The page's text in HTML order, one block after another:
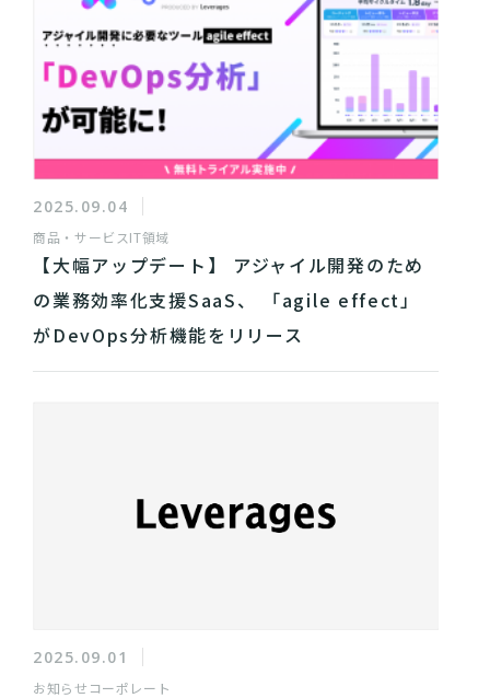
2025.09.04
商品・サービスIT領域
【大幅アップデート】 アジャイル開発のため
の業務効率化支援SaaS、 「agile effect」
がDevOps分析機能をリリース
2025.09.01
お知らせ コーポレート